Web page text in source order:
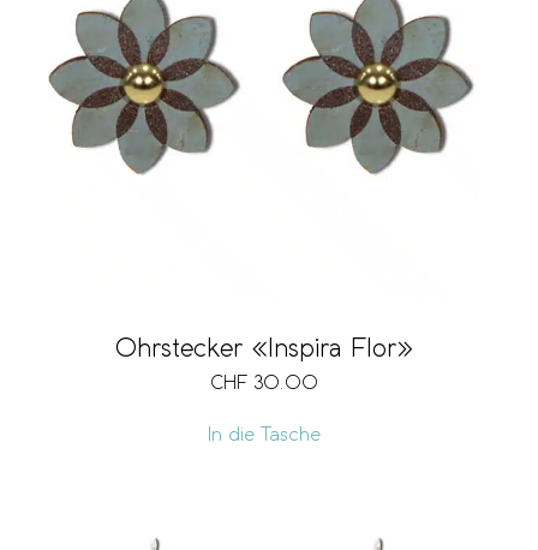
Ohrstecker «Inspira Flor»
CHF 30.00
In die Tasche